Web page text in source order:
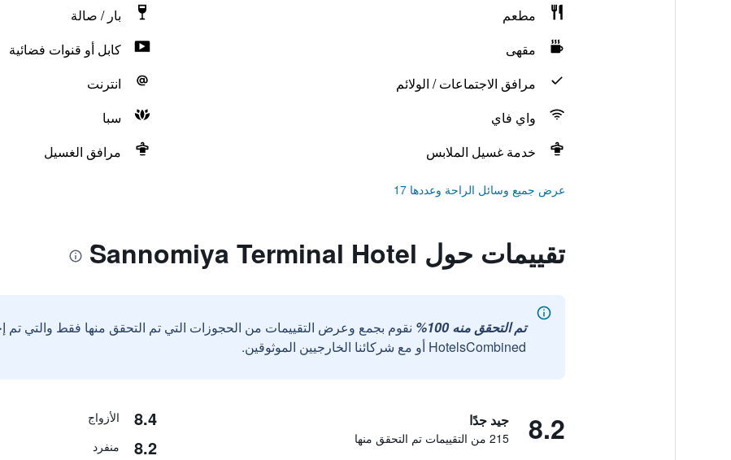
مطعم
بار / صالة
مقهى
كابل أو قنوات فضائية
مرافق الاجتماعات / الولائم
انترنت
واي فاي
سبا
خدمة غسيل الملابس
مرافق الغسيل
عرض جميع وسائل الراحة وعددها 17
تقييمات حول Sannomiya Terminal Hotel
تم التحقق منه 100%
نقوم بجمع وعرض التقييمات من الحجوزات التي تم التحقق منها فقط والتي
HotelsCombined أو مع شركائنا الخارجيين الموثوقين.
8.2 جيد جدًا
215 من التقييمات تم التحقق منها
8.4 الأزواج
8.2 منفرد